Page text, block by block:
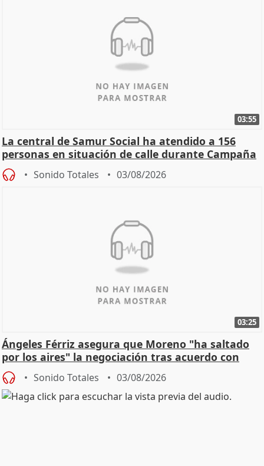
03:55
La central de Samur Social ha atendido a 156
personas en situación de calle durante Campaña
de Calor
Sonido Totales 03/08/2026
03:25
Ángeles Férriz asegura que Moreno "ha saltado
por los aires" la negociación tras acuerdo con
SMA
Sonido Totales 03/08/2026